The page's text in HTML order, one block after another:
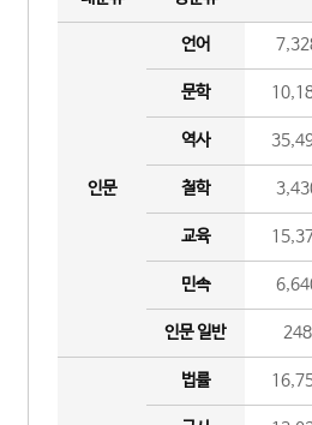
인문
언어
문학
역사
철학
교육
민속
인문 일반 248
법률